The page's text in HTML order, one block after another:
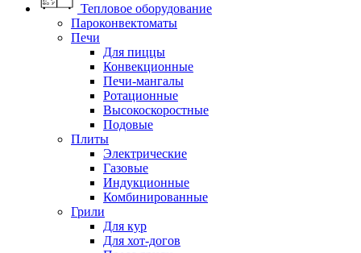
Тепловое оборудование
Пароконвектоматы
Печи
Для пиццы
Конвекционные
Печи-мангалы
Ротационные
Высокоскоростные
Подовые
Плиты
Электрические
Газовые
Индукционные
Комбинированные
Грили
Для кур
Для хот-догов